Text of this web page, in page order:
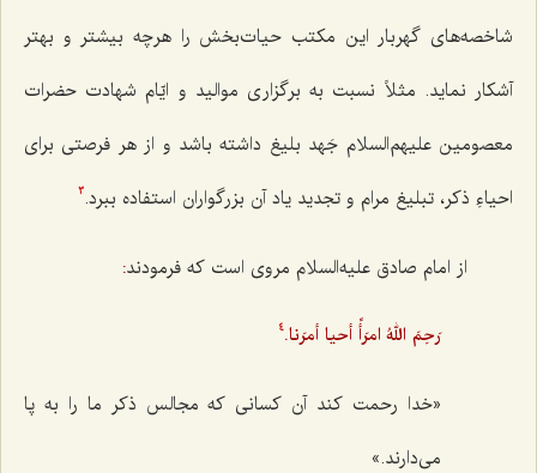
شاخصه‌های گهربار این مکتب حیات‌بخش را هرچه بیشتر و بهتر
آشکار نماید. مثلاً نسبت به برگزاری موالید و ایّام شهادت حضرات
معصومین علیهم‌السلام جَهد بلیغ داشته باشد و از هر فرصتی برای
احیاءِ ذکر، تبلیغ مرام و تجدید یاد آن بزرگواران استفاده ببرد.3
از امام صادق علیه‌السلام مروی است که فرمودند:
رَحِمَ اللهُ امرَأً أحيا أمرَنا.4
«خدا رحمت کند آن کسانی که مجالس ذکر ما را به پا
می‌دارند.»